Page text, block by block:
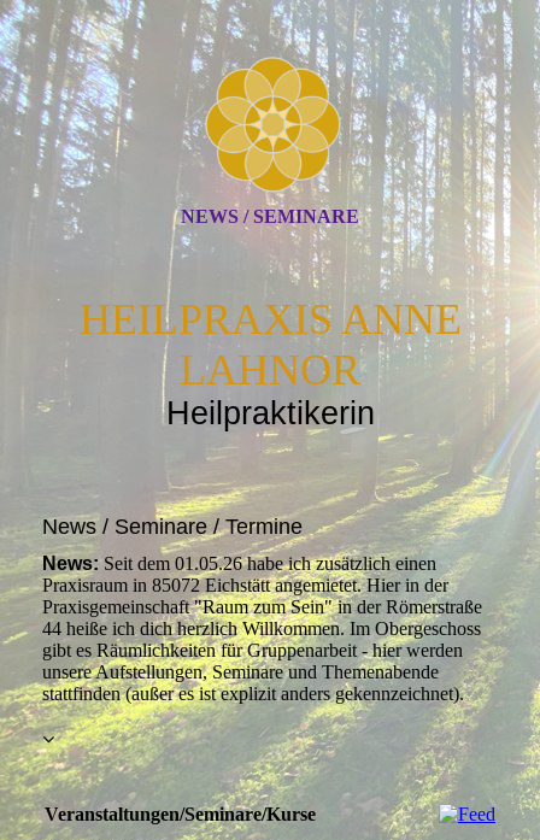
NEWS / SEMINARE
HEILPRAXIS ANNE
LAHNOR
Heilpraktikerin
News / Seminare / Termine
News: Seit dem 01.05.26 habe ich zusätzlich einen
Praxisraum in 85072 Eichstätt angemietet. Hier in der
Praxisgemeinschaft "Raum zum Sein" in der Römerstraße
44 heiße ich dich herzlich Willkommen. Im Obergeschoss
gibt es Räumlichkeiten für Gruppenarbeit - hier werden
unsere Aufstellungen, Seminare und Themenabende
stattfinden (außer es ist explizit anders gekennzeichnet).
Veranstaltungen/Seminare/Kurse